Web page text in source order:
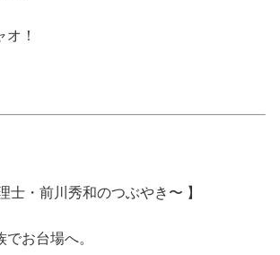
！
士・前川秀和のつぶやき〜 】
お台場へ。